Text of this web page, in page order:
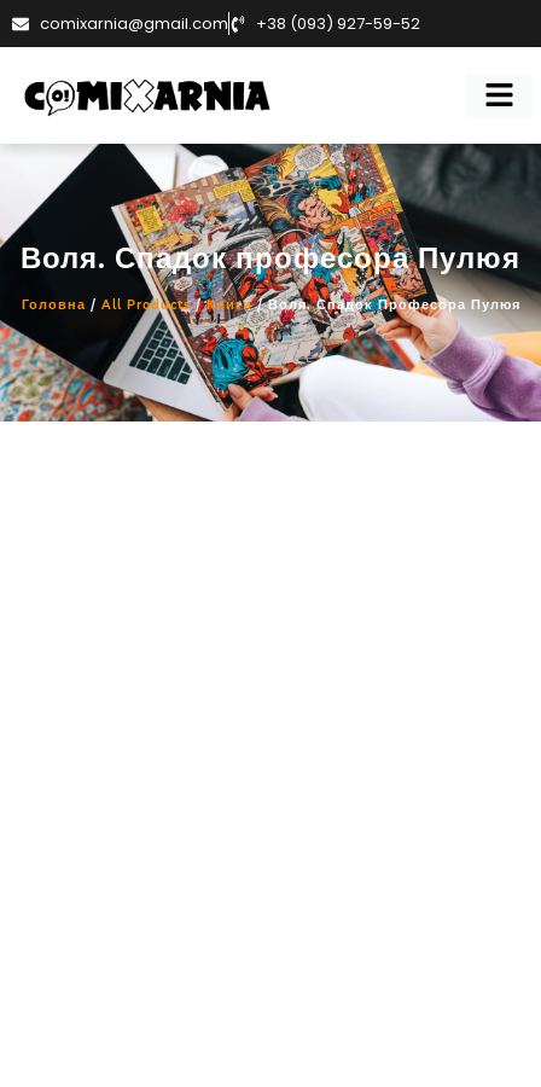
comixarnia@gmail.com +38 (093) 927-59-52
Воля. Спадок професора Пулюя
Головна / All Products/Книги/ Воля. Спадок Професора Пулюя